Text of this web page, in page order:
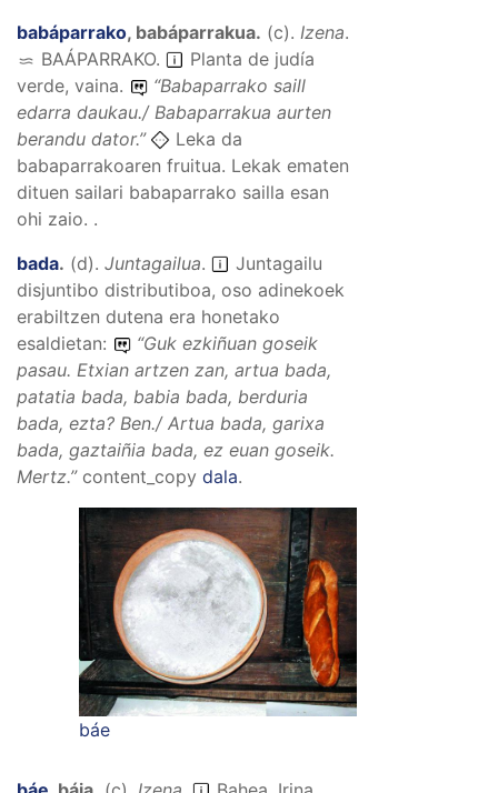
babáparrako, babáparrakua. (c). Izena.
BAÁPARRAKO.
Planta de judía
verde, vaina.
“Babaparrako saill
edarra daukau./ Babaparrakua aurten
berandu dator.”
Leka da
babaparrakoaren fruitua. Lekak ematen
dituen sailari babaparrako sailla esan
ohi zaio. .
bada. (d). Juntagailua.
Juntagailu
disjuntibo distributiboa, oso adinekoek
erabiltzen dutena era honetako
esaldietan:
“Guk ezkiñuan goseik
pasau. Etxian artzen zan, artua bada,
patatia bada, babia bada, berduria
bada, ezta? Ben./ Artua bada, garixa
bada, gaztaiñia bada, ez euan goseik.
Mertz.” content_copy dala.
báe